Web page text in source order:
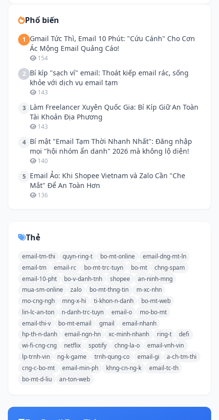
Phổ biến
1
Gmail Tức Thì, Email 10 Phút: "Cứu Cánh" Cho Cơn
Ác Mộng Email Quảng Cáo!
154
2 Bí kíp "sạch ví" email: Thoát kiếp email rác, sống
khỏe với dịch vụ email tạm
143
3 Làm Freelancer Xuyên Quốc Gia: Bí Kíp Giữ An Toàn
Tài Khoản Địa Phương
143
4 Bí mật "Email Tạm Thời Nhanh Nhất": Đăng nhập
mọi "hội nhóm ẩn danh" 2026 mà không lộ diện!
140
5 Email Ảo: Khi Shopee Vietnam và Zalo Cần "Che
Mắt" Để An Toàn Hơn
136
Thẻ
email-tm-thi quyn-ring-t bo-mt-online
email-dng-mt-ln
email-tm
email-rc bo-mt-trc-tuyn bo-mt
chng-spam
email-10-pht
bo-v-danh-tnh shopee
an-ninh-mng
mua-sm-online
zalo bo-mt-thng-tin
m-xc-nhn
mo-cng-ngh
mng-x-hi ti-khon-n-danh
bo-mt-web
lin-lc-an-ton
n-danh-trc-tuyn email-o
mo-bo-mt
email-thi-v
bo-mt-email gmail
email-nhanh
hp-th-n-danh
email-ngn-hn xc-minh-nhanh ring-t
defi
wi-fi-cng-cng
netflix spotify chng-la-o
email-vnh-vin
lp-trnh-vin
ng-k-game trnh-qung-co email-gi
a-ch-tm-thi
cng-c-bo-mt
email-min-ph khng-cn-ng-k
email-tc-th
bo-mt-d-liu
an-ton-web